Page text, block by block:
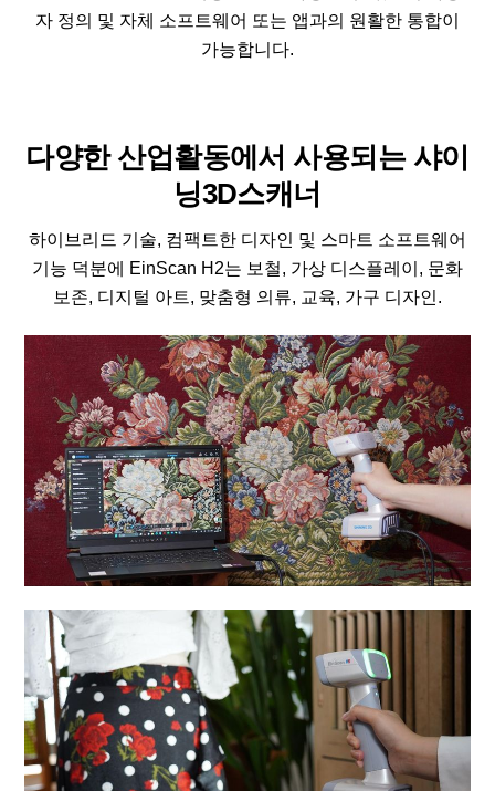
자 정의 및 자체 소프트웨어 또는 앱과의 원활한 통합이
가능합니다.
다양한 산업활동에서 사용되는 샤이
닝3D스캐너
하이브리드 기술, 컴팩트한 디자인 및 스마트 소프트웨어
기능 덕분에 EinScan H2는 보철, 가상 디스플레이, 문화
보존, 디지털 아트, 맞춤형 의류, 교육, 가구 디자인.